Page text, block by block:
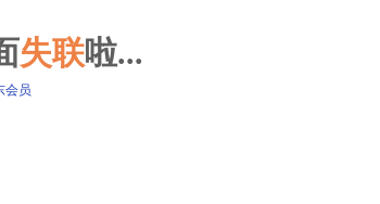
失联啦...
会员